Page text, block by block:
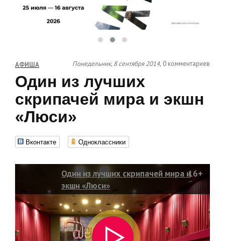
АФИША Понедельник, 8 сентября 2014, 0 комментариев
Один из лучших
скрипачей мира и экшн
«Люси»
Вконтакте Одноклассники
Один из лучших скрипачей мира и
экшн «Люси»
16+